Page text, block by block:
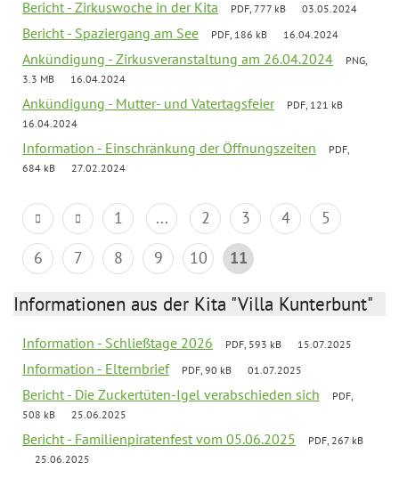
Bericht - Zirkuswoche in der Kita PDF, 777 kB 03.05.2024
Bericht - Spaziergang am See PDF, 186 kB 16.04.2024
Ankündigung - Zirkusveranstaltung am 26.04.2024
PNG,
3.3 MB
16.04.2024
Ankündigung - Mutter- und Vatertagsfeier
PDF, 121 kB
16.04.2024
Information - Einschränkung der Öffnungszeiten
PDF,
684 kB
27.02.2024
1 ... 2 3 4
5
6
7 8 9 10 11
Informationen aus der Kita "Villa Kunterbunt"
Information - Schließtage 2026 PDF, 593 kB 15.07.2025
Information - Elternbrief PDF, 90 kB 01.07.2025
Bericht - Die Zuckertüten-Igel verabschieden sich
PDF,
508 kB
25.06.2025
Bericht - Familienpiratenfest vom 05.06.2025
PDF, 267 kB
25.06.2025